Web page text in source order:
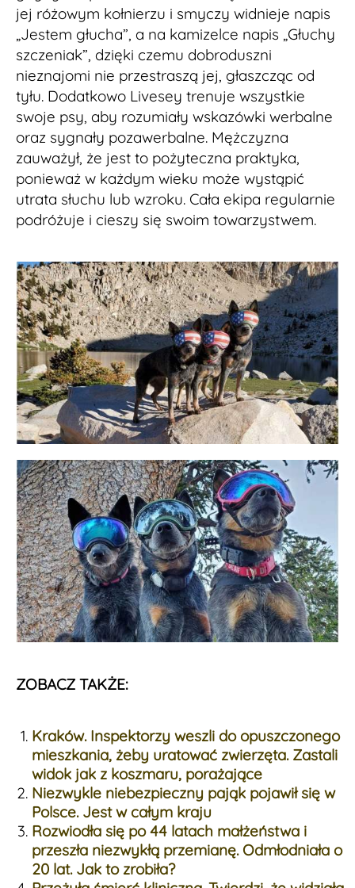
jej różowym kołnierzu i smyczy widnieje napis
„Jestem głucha”, a na kamizelce napis „Głuchy
szczeniak”, dzięki czemu dobroduszni
nieznajomi nie przestraszą jej, głaszcząc od
tyłu. Dodatkowo Livesey trenuje wszystkie
swoje psy, aby rozumiały wskazówki werbalne
oraz sygnały pozawerbalne. Mężczyzna
zauważył, że jest to pożyteczna praktyka,
ponieważ w każdym wieku może wystąpić
utrata słuchu lub wzroku. Cała ekipa regularnie
podróżuje i cieszy się swoim towarzystwem.
ZOBACZ TAKŻE:
Kraków. Inspektorzy weszli do opuszczonego
mieszkania, żeby uratować zwierzęta. Zastali
widok jak z koszmaru, porażające
Niezwykle niebezpieczny pająk pojawił się w
Polsce. Jest w całym kraju
Rozwiodła się po 44 latach małżeństwa i
przeszła niezwykłą przemianę. Odmłodniała o
20 lat. Jak to zrobiła?